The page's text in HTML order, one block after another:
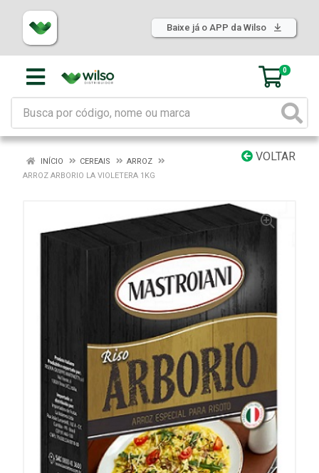
Baixe já o APP da Wilso
0
VOLTAR
INÍCIO CEREAIS
ARROZ
ARROZ ARBORIO LA VIOLETERA 1KG